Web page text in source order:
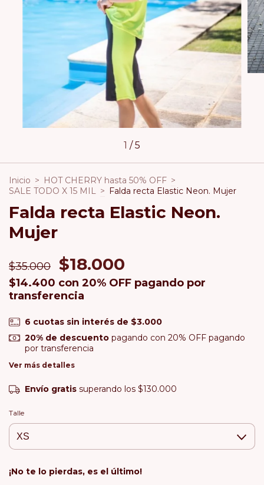
1 /5
Inicio > HOT CHERRY hasta 50% OFF >
SALE TODO X 15 MIL > Falda recta Elastic Neon. Mujer
Falda recta Elastic Neon.
Mujer
$35.000 $18.000
$14.400 con 20% OFF pagando por
transferencia
6 cuotas sin interés de $3.000
20% de descuentopagando con 20% OFF pagando
por transferencia
Ver más detalles
Envío gratis superando los $130.000
Talle
¡No te lo pierdas, es el último!